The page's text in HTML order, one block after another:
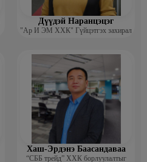
Дүүдэй Наранцэцэг
"Ар И ЭМ ХХК" Гүйцэтгэх захирал
Хаш-Эрдэнэ Баасандаваа
“СББ трейд” ХХК борлуулалтыг